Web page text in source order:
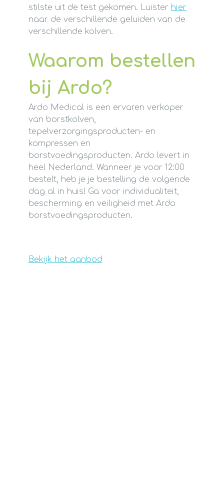
stilste uit de test gekomen. Luister hier
naar de verschillende geluiden van de
verschillende kolven.
Waarom bestellen
bij Ardo?
Ardo Medical is een ervaren verkoper
van borstkolven,
tepelverzorgingsproducten- en
kompressen en
borstvoedingsproducten. Ardo levert in
heel Nederland. Wanneer je voor 12:00
bestelt, heb je je bestelling de volgende
dag al in huis! Ga voor individualiteit,
bescherming en veiligheid met Ardo
borstvoedingsproducten.
Bekijk het aanbod